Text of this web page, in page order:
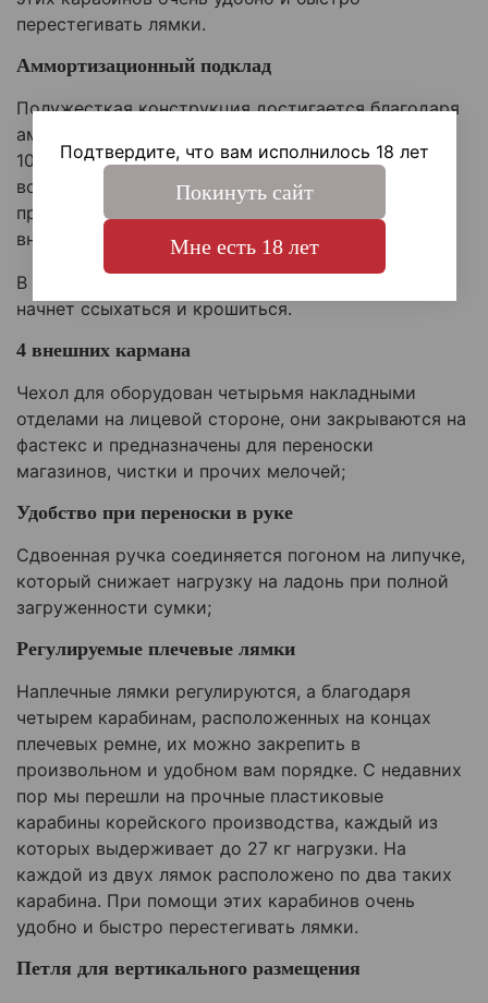
перестегивать лямки.
Аммортизационный подклад
Полужесткая конструкция достигается благодаря
амортизационной подложке из изолона шириной
10 мм, она оберегает содержимое от ударных
воздействий во время транспортировки, а мягкая
прочная подкладка не дает оружию поцарапаться
внутри;
В отличие от паролона, изолон через полгода не
начнет ссыхаться и крошиться.
4 внешних кармана
Чехол для оборудован четырьмя накладными
отделами на лицевой стороне, они закрываются на
фастекс и предназначены для переноски
магазинов, чистки и прочих мелочей;
Удобство при переноски в руке
Сдвоенная ручка соединяется погоном на липучке,
который снижает нагрузку на ладонь при полной
загруженности сумки;
Регулируемые плечевые лямки
Наплечные лямки регулируются, а благодаря
четырем карабинам, расположенных на концах
плечевых ремне, их можно закрепить в
произвольном и удобном вам порядке. С недавних
пор мы перешли на прочные пластиковые
карабины корейского производства, каждый из
которых выдерживает до 27 кг нагрузки. На
каждой из двух лямок расположено по два таких
карабина. При помощи этих карабинов очень
удобно и быстро перестегивать лямки.
Петля для вертикального размещения
Подтвердите, что вам исполнилось 18 лет
Покинуть сайт
Мне есть 18 лет